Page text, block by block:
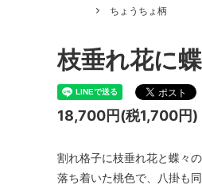
ちょうちょ柄
枝垂れ花に
18,700円(税1,700円)
割れ格子に枝垂れ花と蝶々
落ち着いた桃色で、八掛も同